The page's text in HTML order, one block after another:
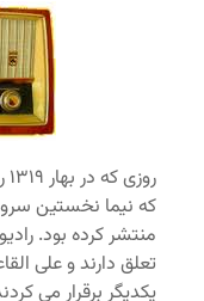
که نیما نخستین
منتشر کرده بود.
تعلق دارند و علی
یکدیگر برقرار می